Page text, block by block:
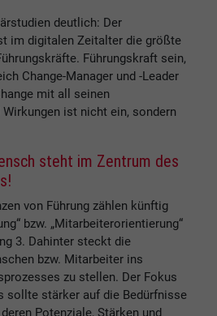
deutlich: Der
im digitalen Zeitalter die größte
Führungskraft sein,
Change-Manager und -Leader
mit all seinen
ist nicht ein, sondern
steht im Zentrum des
von Führung zählen künftig
bzw. „Mitarbeiterorientierung“
3. Dahinter steckt die
bzw. Mitarbeiter ins
zu stellen. Der Fokus
sollte stärker auf die Bedürfnisse
Potenziale, Stärken und